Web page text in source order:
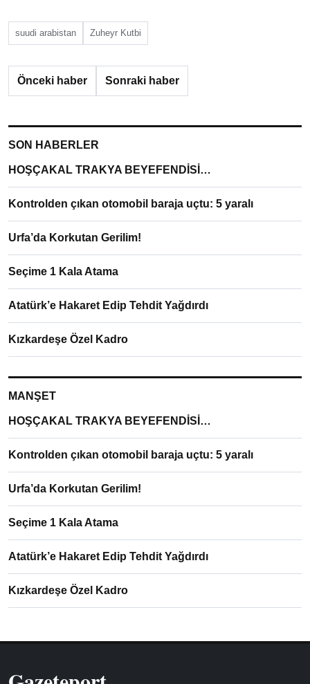
suudi arabistan Zuheyr Kutbi
Önceki haber Sonraki haber
SON HABERLER
HOŞÇAKAL TRAKYA BEYEFENDİSİ…
Kontrolden çıkan otomobil baraja uçtu: 5 yaralı
Urfa’da Korkutan Gerilim!
Seçime 1 Kala Atama
Atatürk’e Hakaret Edip Tehdit Yağdırdı
Kızkardeşe Özel Kadro
MANŞET
HOŞÇAKAL TRAKYA BEYEFENDİSİ…
Kontrolden çıkan otomobil baraja uçtu: 5 yaralı
Urfa’da Korkutan Gerilim!
Seçime 1 Kala Atama
Atatürk’e Hakaret Edip Tehdit Yağdırdı
Kızkardeşe Özel Kadro